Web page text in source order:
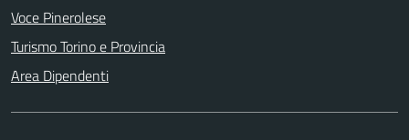
Voce Pinerolese
Turismo Torino e Provincia
Area Dipendenti